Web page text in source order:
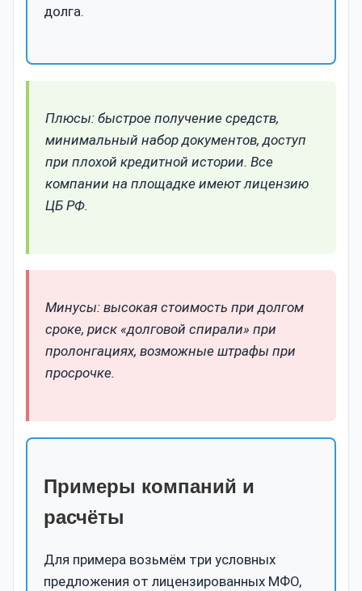
долга.
Плюсы: быстрое получение средств,
минимальный набор документов, доступ
при плохой кредитной истории. Все
компании на площадке имеют лицензию
ЦБ РФ.
Минусы: высокая стоимость при долгом
сроке, риск «долговой спирали» при
пролонгациях, возможные штрафы при
просрочке.
Примеры компаний и
расчёты
Для примера возьмём три условных
предложения от лицензированных МФО,